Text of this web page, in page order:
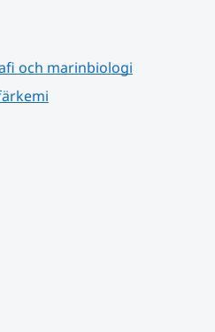
och marinbiologi